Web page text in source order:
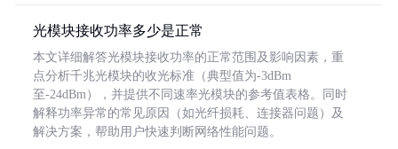
光模块接收功率多少是正常
本文详细解答光模块接收功率的正常范围及影响因素，重
点分析千兆光模块的收光标准（典型值为-3dBm
至-24dBm），并提供不同速率光模块的参考值表格。同时
解释功率异常的常见原因（如光纤损耗、连接器问题）及
解决方案，帮助用户快速判断网络性能问题。